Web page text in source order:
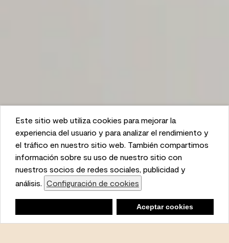
This website uses cookies to enhance user experience
and to analyze performance and traffic on our website.
We also share information about your use of our site
with our social media, advertising, and analytics
partners. Cookie Settings
Accept Cookies
Este sitio web utiliza cookies para mejorar la
experiencia del usuario y para analizar el rendimiento y
el tráfico en nuestro sitio web. También compartimos
información sobre su uso de nuestro sitio con
nuestros socios de redes sociales, publicidad y
análisis. Configuración de cookies
Aceptar cookies
Lista de compras